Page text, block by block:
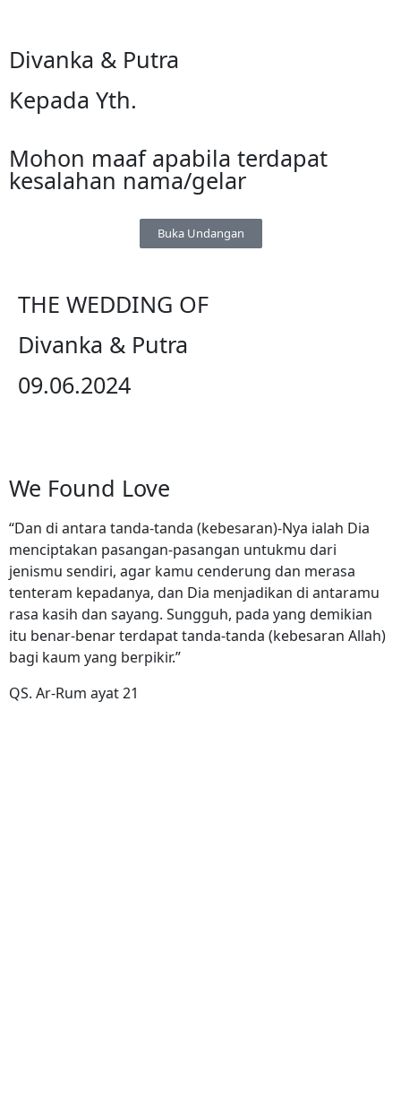
Divanka & Putra
Kepada Yth.
Mohon maaf apabila terdapat
kesalahan nama/gelar
Buka Undangan
THE WEDDING OF
Divanka & Putra
09.06.2024
We Found Love
“Dan di antara tanda-tanda (kebesaran)-Nya ialah Dia
menciptakan pasangan-pasangan untukmu dari
jenismu sendiri, agar kamu cenderung dan merasa
tenteram kepadanya, dan Dia menjadikan di antaramu
rasa kasih dan sayang. Sungguh, pada yang demikian
itu benar-benar terdapat tanda-tanda (kebesaran Allah)
bagi kaum yang berpikir.”
QS. Ar-Rum ayat 21